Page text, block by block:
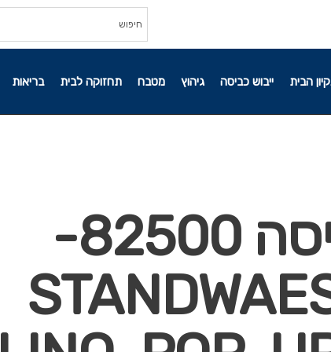
הבית ייבוש כביסה גיהוץ מטבח תחזוקה לבית בריאות
מתקן לייבוש כביסה 82500-